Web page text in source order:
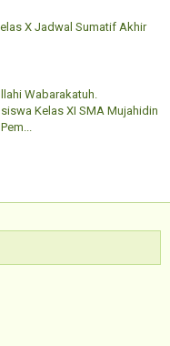
X Jadwal Sumatif Akhir
Wabarakatuh.
Kelas XI SMA Mujahidin